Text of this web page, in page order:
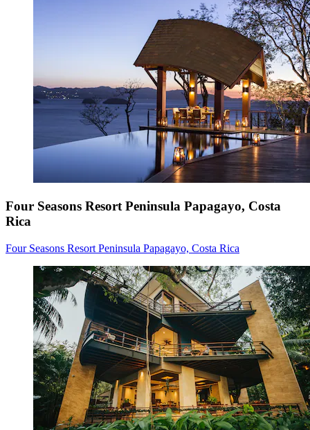
Four Seasons Resort Peninsula Papagayo, Costa
Rica
Four Seasons Resort Peninsula Papagayo, Costa Rica